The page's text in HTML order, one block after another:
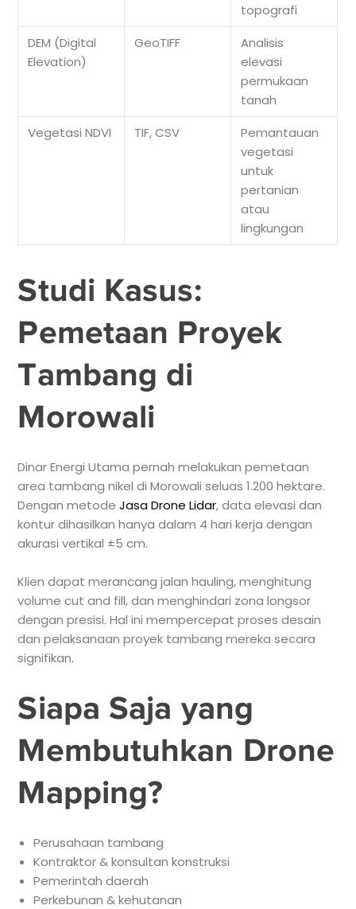
topografi
DEM (Digital
Elevation)
GeoTIFF
Analisis
elevasi
permukaan
tanah
Vegetasi NDVI
TIF, CSV
Pemantauan
vegetasi
untuk
pertanian
atau
lingkungan
Studi Kasus:
Pemetaan Proyek
Tambang di
Morowali
Dinar Energi Utama pernah melakukan pemetaan
area tambang nikel di Morowali seluas 1.200 hektare.
Dengan metodeJasa Drone Lidar, data elevasi dan
kontur dihasilkan hanya dalam 4 hari kerja dengan
akurasi vertikal ±5 cm.
Klien dapat merancang jalan hauling, menghitung
volume cut and fill, dan menghindari zona longsor
dengan presisi. Hal ini mempercepat proses desain
dan pelaksanaan proyek tambang mereka secara
signifikan.
Siapa Saja yang
Membutuhkan Drone
Mapping?
Perusahaan tambang
Kontraktor & konsultan konstruksi
Pemerintah daerah
Perkebunan & kehutanan